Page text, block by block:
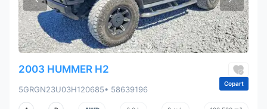
2003 HUMMER H2
5GRGN23U03H120685• 58639196
Copart